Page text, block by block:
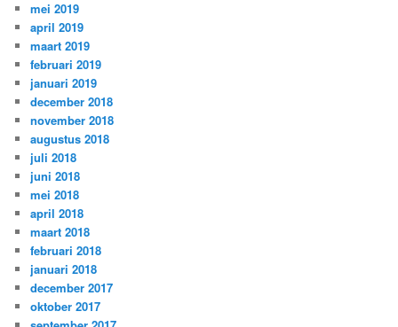
mei 2019
april 2019
maart 2019
februari 2019
januari 2019
december 2018
november 2018
augustus 2018
juli 2018
juni 2018
mei 2018
april 2018
maart 2018
februari 2018
januari 2018
december 2017
oktober 2017